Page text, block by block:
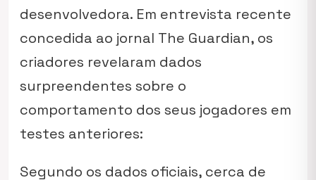
desenvolvedora. Em entrevista recente
concedida ao jornal The Guardian, os
criadores revelaram dados
surpreendentes sobre o
comportamento dos seus jogadores em
testes anteriores:
Segundo os dados oficiais, cerca de